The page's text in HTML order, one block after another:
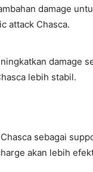
damage
attack Chasca.
damage
lebih stabil.
sebagai
akan lebih